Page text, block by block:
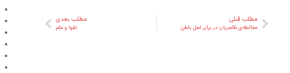
مطلب قبلی
مغالطه‌ی ظاهریان در برابر اهل باطن
مطلب بعدی
تقوا و علم